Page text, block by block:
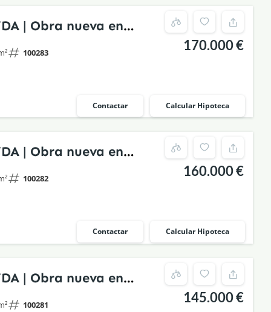
| Obra nueva en
rehabilitado
100283 170.000 €
Contactar Calcular Hipoteca
| Obra nueva en
rehabilitado
100282 160.000 €
Contactar Calcular Hipoteca
| Obra nueva en
rehabilitado
100281 145.000 €